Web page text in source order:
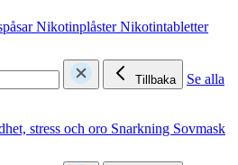
NikotinplåsterNikotintabletter
Tillbaka
Se alla
stress och oro Snarkning Sovmask